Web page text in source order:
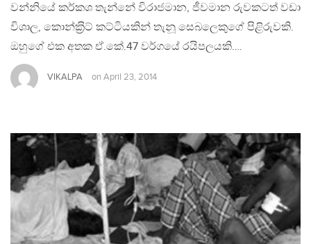
වන්නියේ කර්කශ තැන්නේ විරාජමාන, ජීවමාන රුවකටත් වඩා
විශාල, කොන්ක‍්‍රිට් කට්ටියකින් තැනූ සෙබලෙකුගේ පිළිරුවකි.
ඔහුගේ එක අතක ඒ.කේ.47 වර්ගයේ රයිපලයකි….
VIKALPA on April 23, 2014